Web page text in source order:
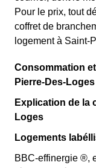
Pour le prix, tout
coffret de
logement à Saint-
Consommation
Pierre-Des-
Explication de la
Loges
Logements
BBC-effinergie ®,